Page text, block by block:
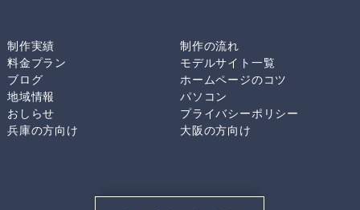
制作実績
制作の流れ
料金プラン
モデルサイト一覧
ブログ
ホームページのコツ
地域情報
パソコン
おしらせ
プライバシーポリシー
兵庫の方向け
大阪の方向け